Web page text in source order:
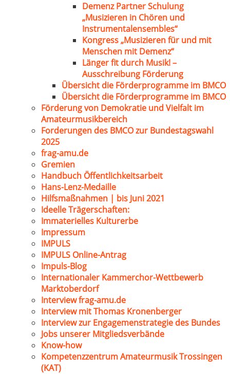
Demenz Partner Schulung
„Musizieren in Chören und
Instrumentalensembles“
Kongress „Musizieren für und mit
Menschen mit Demenz“
Länger fit durch Musik! –
Ausschreibung Förderung
Übersicht die Förderprogramme im BMCO
Übersicht die Förderprogramme im BMCO
Förderung von Demokratie und Vielfalt im
Amateurmusikbereich
Forderungen des BMCO zur Bundestagswahl
2025
frag-amu.de
Gremien
Handbuch Öffentlichkeitsarbeit
Hans-Lenz-Medaille
Hilfsmaßnahmen | bis Juni 2021
Ideelle Trägerschaften:
Immaterielles Kulturerbe
Impressum
IMPULS
IMPULS Online-Antrag
Impuls-Blog
Internationaler Kammerchor-Wettbewerb
Marktoberdorf
Interview frag-amu.de
Interview mit Thomas Kronenberger
Interview zur Engagemenstrategie des Bundes
Jobs unserer Mitgliedsverbände
Know-how
Kompetenzzentrum Amateurmusik Trossingen
(KAT)